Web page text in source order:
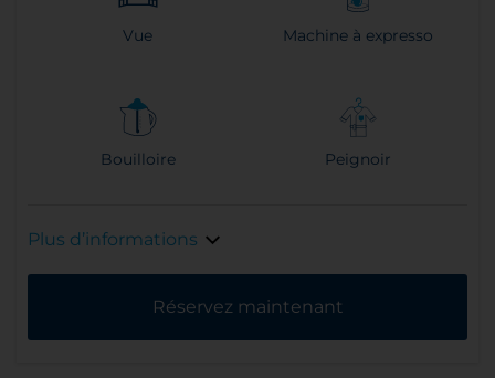
Vue Machine à expresso
Bouilloire Peignoir
Plus d’informations
Réservez maintenant